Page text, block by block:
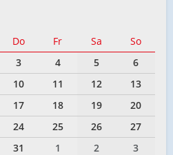
Do Fr Sa
So
3 4 5
6
10 11 12
13
17 18 19
20
24 25 26
27
31 1 2 3